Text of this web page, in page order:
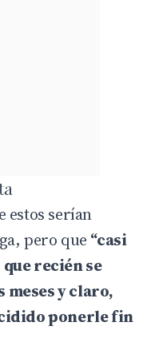
estos serían
pero que “casi
recién se
meses y claro,
ponerle fin